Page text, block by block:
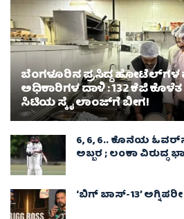
ಬೆಂಗಳೂರಿನ ಪ್ರಸಿದ್ದ ಹೋಟೆಲ್‌ಗಳ
ಅಧಿಕಾರಿಗಳ ದಾಳಿ : 132 ಕೆಜಿ
ಸಿಟಿಯ ಸ್ಕೈ ಲಾಂಜ್‌ಗೆ ಬೀಗ!
6, 6, 6.. ಕೊನೆಯ
ಅಬ್ಬರ ; ಲಂಕಾ ವಿರುದ್ಧ
‘ಬಿಗ್ ಬಾಸ್-13’